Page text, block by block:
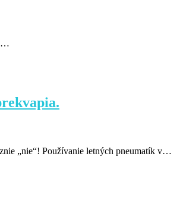
„nie“! Používanie letných pneumatík v…